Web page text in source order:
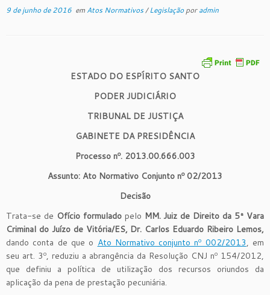
9 de junho de 2016 em Atos Normativos/Legislaçãoporadmin
ESTADO DO ESPÍRITO SANTO
PODER JUDICIÁRIO
TRIBUNAL DE JUSTIÇA
GABINETE DA PRESIDÊNCIA
Processo nº. 2013.00.666.003
Assunto: Ato Normativo Conjunto nº 02/2013
Decisão
Trata-se de Ofício formulado pelo MM. Juiz de Direito da 5ª Vara
Criminal do Juízo de Vitória/ES, Dr. Carlos Eduardo Ribeiro Lemos,
dando conta de que o Ato Normativo conjunto nº 002/2013, em
seu art. 3º, reduziu a abrangência da Resolução CNJ nº 154/2012,
que definiu a política de utilização dos recursos oriundos da
aplicação da pena de prestação pecuniária.